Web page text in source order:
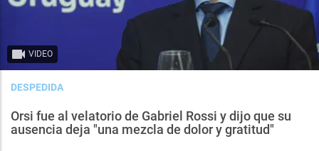
VIDEO
DESPEDIDA
Orsi fue al velatorio de Gabriel Rossi y dijo que su
ausencia deja "una mezcla de dolor y gratitud"